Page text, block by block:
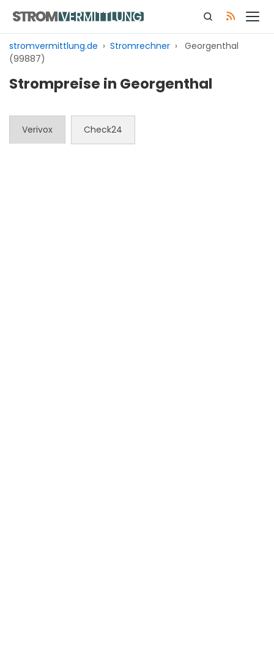
Inhalt
springen
stromvermittlung.de › Stromrechner › Georgenthal
(99887)
Strompreise in Georgenthal
Verivox Check24